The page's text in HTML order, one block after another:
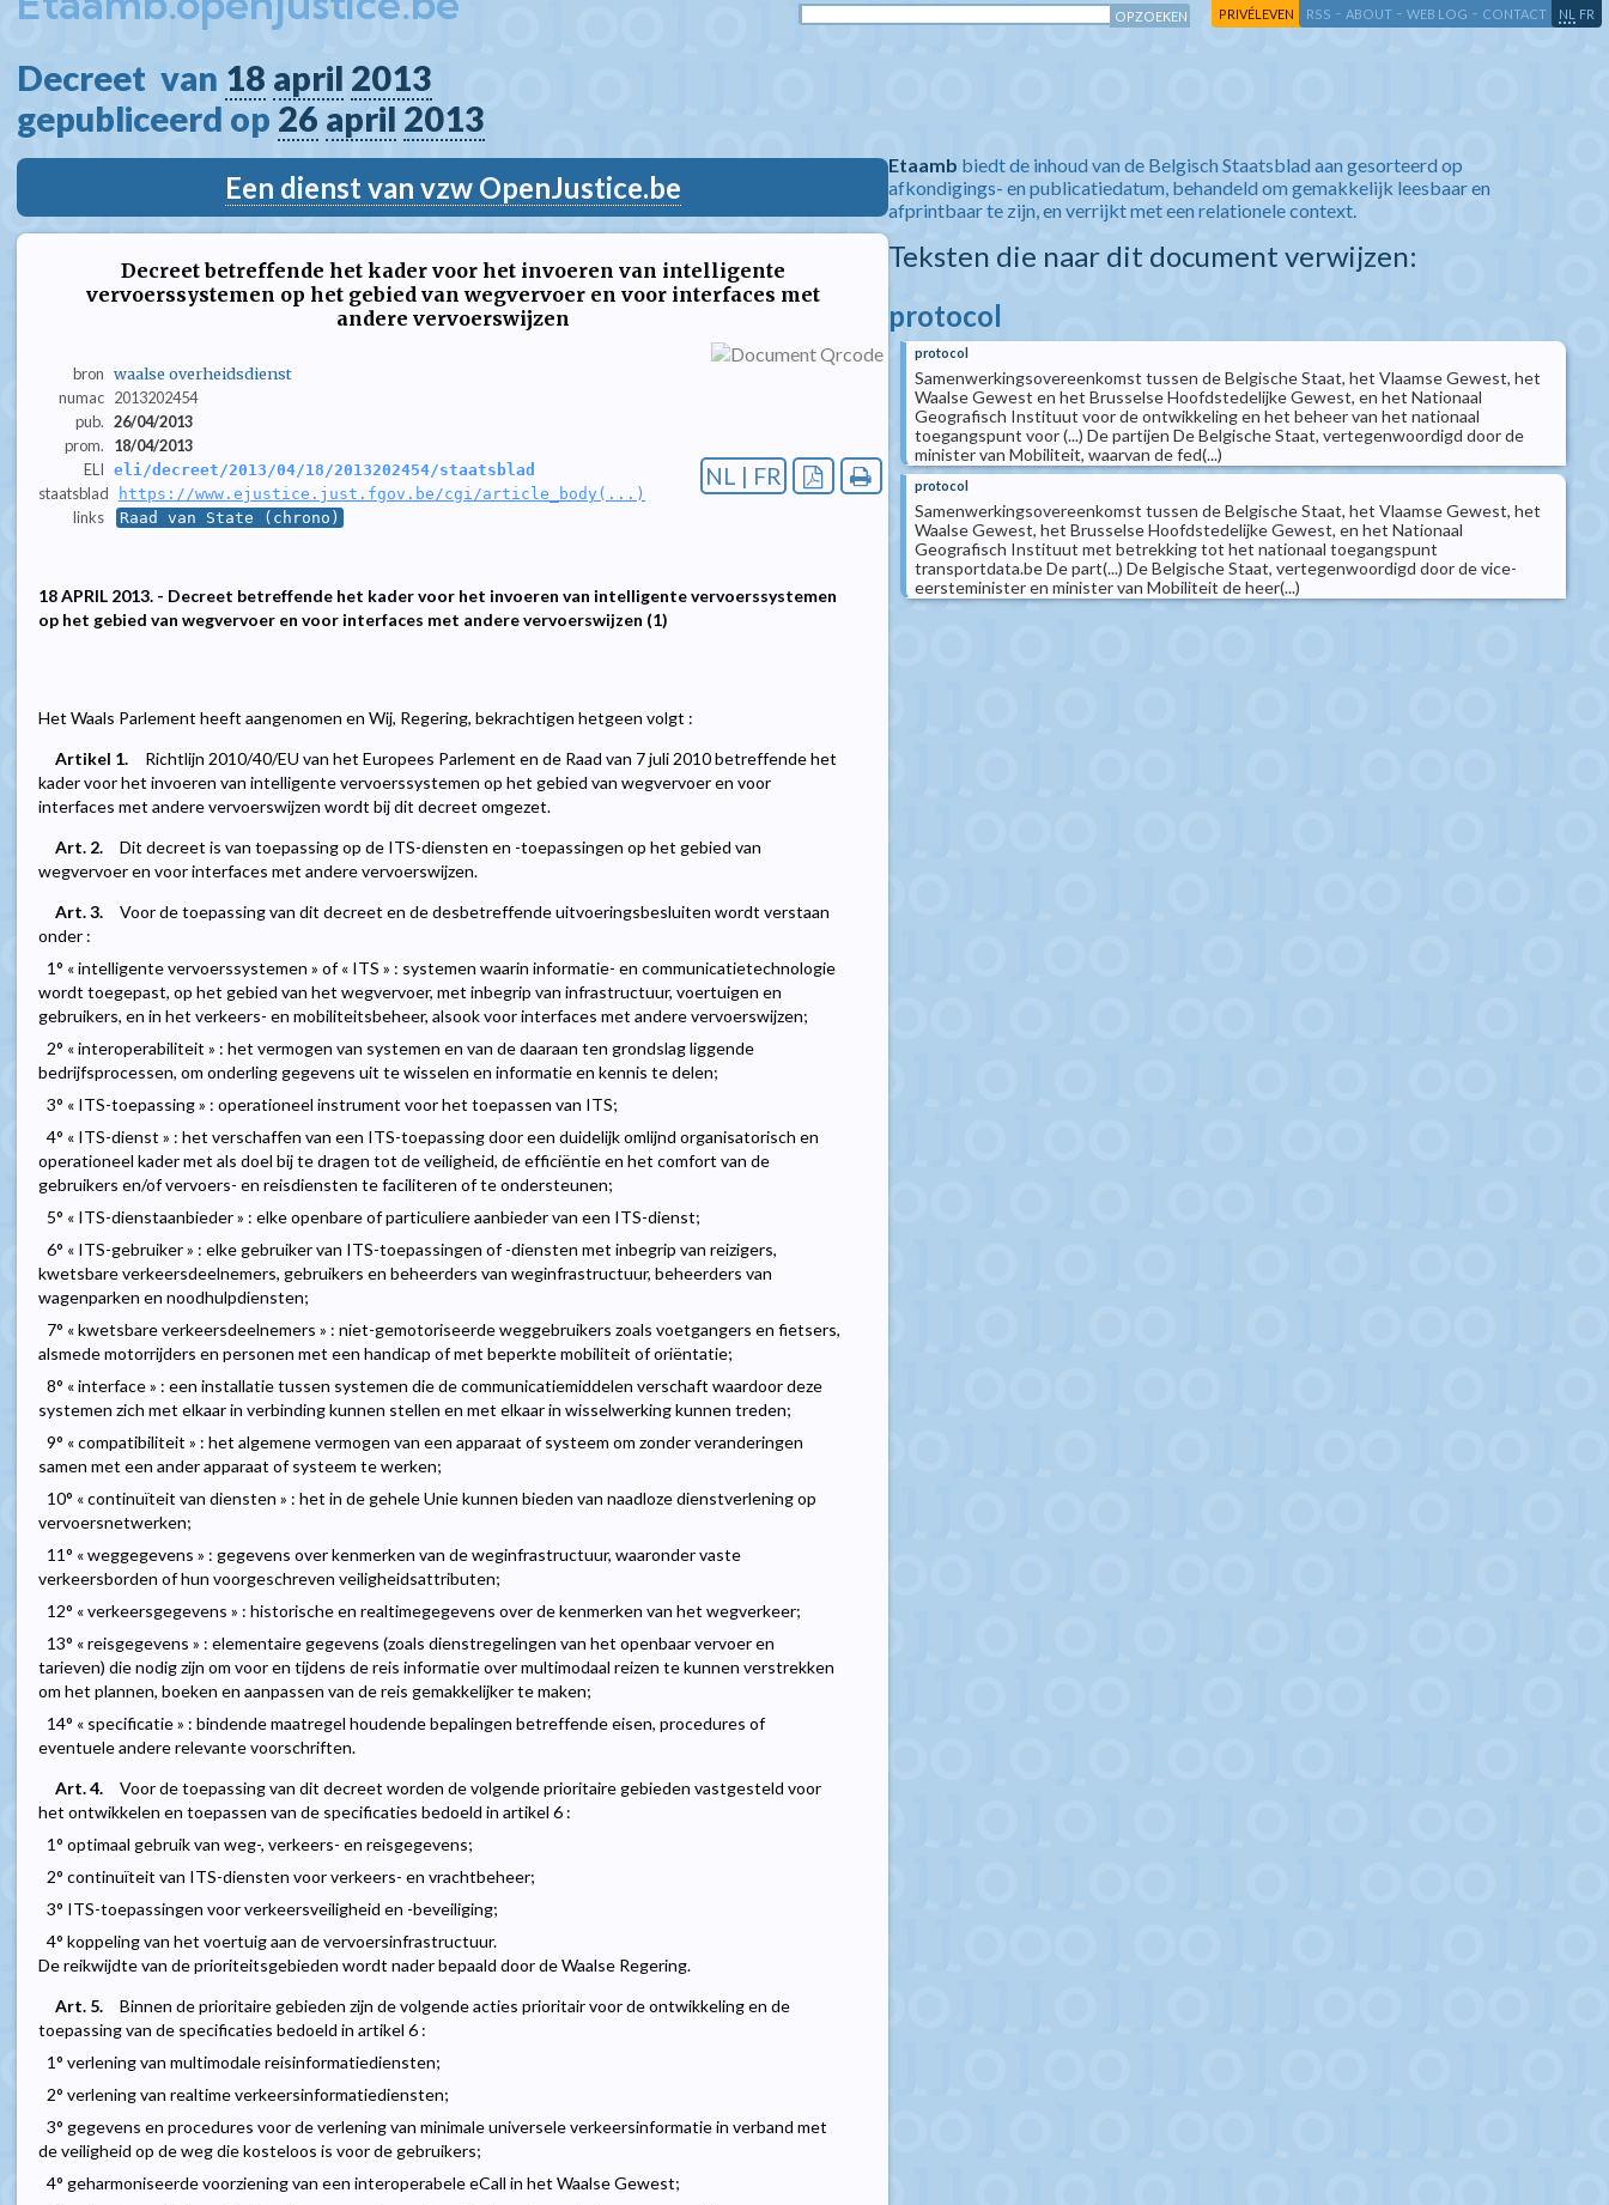
PRIVÉLEVEN RSS - ABOUT - WEB LOG - CONTACT NL FR
Decreet  van 18 april 2013
gepubliceerd op 26 april 2013
Een dienst van vzw OpenJustice.be
Decreet betreffende het kader voor het invoeren van intelligente
vervoerssystemen op het gebied van wegvervoer en voor interfaces met
andere vervoerswijzen
bron waalse overheidsdienst
numac 2013202454
pub. 26/04/2013
prom.
18/04/2013
ELI eli/decreet/2013/04/18/2013202454/staatsblad
staatsblad https://www.ejustice.just.fgov.be/cgi/article_body(...)
links Raad van State (chrono)
NL | FR
18 APRIL 2013. - Decreet betreffende het kader voor het invoeren van intelligente vervoerssystemen
op het gebied van wegvervoer en voor interfaces met andere vervoerswijzen (1)
Het Waals Parlement heeft aangenomen en Wij, Regering, bekrachtigen hetgeen volgt :
Artikel 1.
Richtlijn 2010/40/EU van het Europees Parlement en de Raad van 7 juli 2010 betreffende het
kader voor het invoeren van intelligente vervoerssystemen op het gebied van wegvervoer en voor
interfaces met andere vervoerswijzen wordt bij dit decreet omgezet.
Art. 2.
Dit decreet is van toepassing op de ITS-diensten en -toepassingen op het gebied van
wegvervoer en voor interfaces met andere vervoerswijzen.
Art. 3.
Voor de toepassing van dit decreet en de desbetreffende uitvoeringsbesluiten wordt verstaan
onder :
1° « intelligente vervoerssystemen » of « ITS » : systemen waarin informatie- en communicatietechnologie
wordt toegepast, op het gebied van het wegvervoer, met inbegrip van infrastructuur, voertuigen en
gebruikers, en in het verkeers- en mobiliteitsbeheer, alsook voor interfaces met andere vervoerswijzen;
2° « interoperabiliteit » : het vermogen van systemen en van de daaraan ten grondslag liggende
bedrijfsprocessen, om onderling gegevens uit te wisselen en informatie en kennis te delen;
3° « ITS-toepassing » : operationeel instrument voor het toepassen van ITS;
4° « ITS-dienst » : het verschaffen van een ITS-toepassing door een duidelijk omlijnd organisatorisch en
operationeel kader met als doel bij te dragen tot de veiligheid, de efficiëntie en het comfort van de
gebruikers en/of vervoers- en reisdiensten te faciliteren of te ondersteunen;
5° « ITS-dienstaanbieder » : elke openbare of particuliere aanbieder van een ITS-dienst;
6° « ITS-gebruiker » : elke gebruiker van ITS-toepassingen of -diensten met inbegrip van reizigers,
kwetsbare verkeersdeelnemers, gebruikers en beheerders van weginfrastructuur, beheerders van
wagenparken en noodhulpdiensten;
7° « kwetsbare verkeersdeelnemers » : niet-gemotoriseerde weggebruikers zoals voetgangers en fietsers,
alsmede motorrijders en personen met een handicap of met beperkte mobiliteit of oriëntatie;
8° « interface » : een installatie tussen systemen die de communicatiemiddelen verschaft waardoor deze
systemen zich met elkaar in verbinding kunnen stellen en met elkaar in wisselwerking kunnen treden;
9° « compatibiliteit » : het algemene vermogen van een apparaat of systeem om zonder veranderingen
samen met een ander apparaat of systeem te werken;
10° « continuïteit van diensten » : het in de gehele Unie kunnen bieden van naadloze dienstverlening op
vervoersnetwerken;
11° « weggegevens » : gegevens over kenmerken van de weginfrastructuur, waaronder vaste
verkeersborden of hun voorgeschreven veiligheidsattributen;
12° « verkeersgegevens » : historische en realtimegegevens over de kenmerken van het wegverkeer;
13° « reisgegevens » : elementaire gegevens (zoals dienstregelingen van het openbaar vervoer en
tarieven) die nodig zijn om voor en tijdens de reis informatie over multimodaal reizen te kunnen verstrekken
om het plannen, boeken en aanpassen van de reis gemakkelijker te maken;
14° « specificatie » : bindende maatregel houdende bepalingen betreffende eisen, procedures of
eventuele andere relevante voorschriften.
Art. 4.
Voor de toepassing van dit decreet worden de volgende prioritaire gebieden vastgesteld voor
het ontwikkelen en toepassen van de specificaties bedoeld in artikel 6 :
1° optimaal gebruik van weg-, verkeers- en reisgegevens;
2° continuïteit van ITS-diensten voor verkeers- en vrachtbeheer;
3° ITS-toepassingen voor verkeersveiligheid en -beveiliging;
4° koppeling van het voertuig aan de vervoersinfrastructuur.
De reikwijdte van de prioriteitsgebieden wordt nader bepaald door de Waalse Regering.
Art. 5.
Binnen de prioritaire gebieden zijn de volgende acties prioritair voor de ontwikkeling en de
toepassing van de specificaties bedoeld in artikel 6 :
1° verlening van multimodale reisinformatiediensten;
2° verlening van realtime verkeersinformatiediensten;
3° gegevens en procedures voor de verlening van minimale universele verkeersinformatie in verband met
de veiligheid op de weg die kosteloos is voor de gebruikers;
4° geharmoniseerde voorziening van een interoperabele eCall in het Waalse Gewest;
Etaamb biedt de inhoud van de Belgisch Staatsblad aan gesorteerd op
afkondigings- en publicatiedatum, behandeld om gemakkelijk leesbaar en
afprintbaar te zijn, en verrijkt met een relationele context.
Teksten die naar dit document verwijzen:
protocol
protocol
Samenwerkingsovereenkomst tussen de Belgische Staat, het Vlaamse Gewest, het
Waalse Gewest en het Brusselse Hoofdstedelijke Gewest, en het Nationaal
Geografisch Instituut voor de ontwikkeling en het beheer van het nationaal
toegangspunt voor (...) De partijen De Belgische Staat, vertegenwoordigd door de
minister van Mobiliteit, waarvan de fed(...)
protocol
Samenwerkingsovereenkomst tussen de Belgische Staat, het Vlaamse Gewest, het
Waalse Gewest, het Brusselse Hoofdstedelijke Gewest, en het Nationaal
Geografisch Instituut met betrekking tot het nationaal toegangspunt
transportdata.be De part(...) De Belgische Staat, vertegenwoordigd door de vice-
eersteminister en minister van Mobiliteit de heer(...)